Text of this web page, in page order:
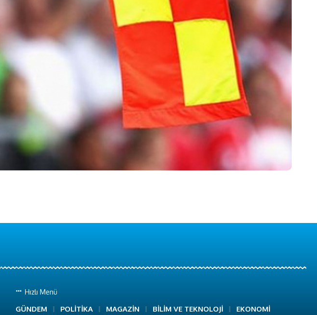
Hızlı Menü
GÜNDEM POLİTİKA MAGAZİN BİLİM VE TEKNOLOJİ EKONOMİ